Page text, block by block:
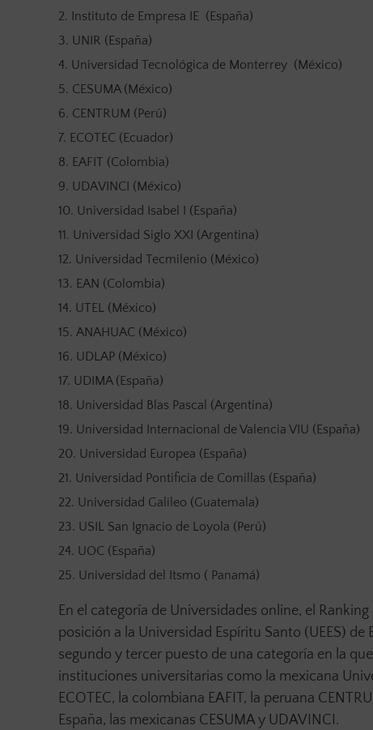
Instituto de Empresa IE (España)
UNIR (España)
Universidad Tecnológica de Monterrey (México)
CESUMA (México)
CENTRUM (Perú)
ECOTEC (Ecuador)
EAFIT (Colombia)
UDAVINCI (México)
Universidad Isabel I (España)
Universidad Siglo XXI (Argentina)
Universidad Tecmilenio (México)
EAN (Colombia)
UTEL (México)
ANAHUAC (México)
UDLAP (México)
UDIMA (España)
Universidad Blas Pascal (Argentina)
Universidad Internacional de Valencia VIU (España)
Universidad Europea (España)
Universidad Pontificia de Comillas (España)
Universidad Galileo (Guatemala)
USIL San Ignacio de Loyola (Perú)
UOC (España)
Universidad del Itsmo ( Panamá)
En el categoría de Universidades online, el
posición a la Universidad Espíritu Santo (UEES)
segundo y tercer puesto de una categoría en la
instituciones universitarias como la mexicana
ECOTEC, la colombiana EAFIT, la peruana
España, las mexicanas CESUMA y UDAVINCI.